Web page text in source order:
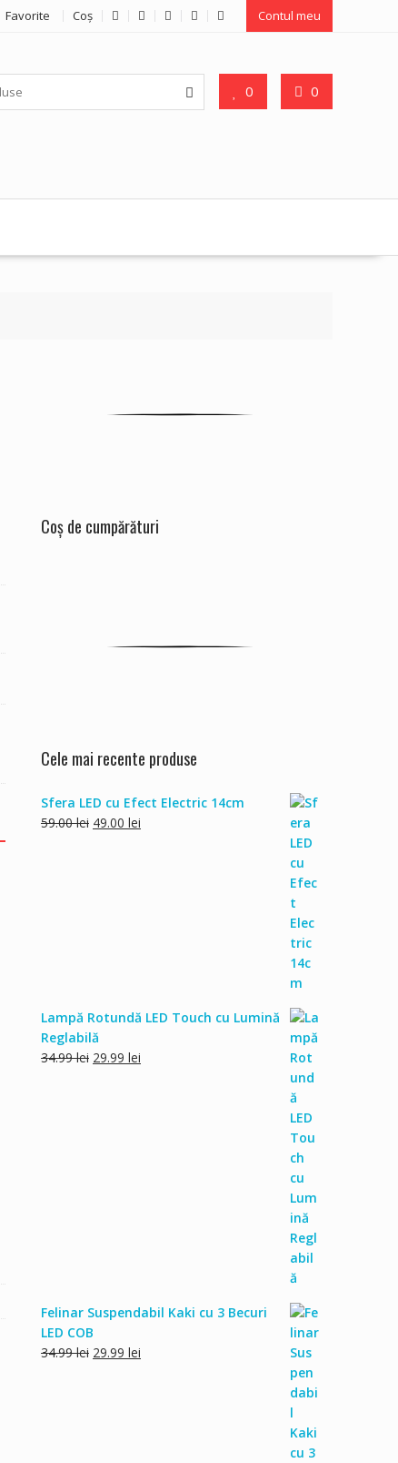
Favorite Coş Contul meu
0 0
Coș de cumpărături
Cele mai recente produse
Sfera LED cu Efect Electric 14cm
59.00lei Prețul
49.00 lei
Lampă Rotundă LED Touch cu Lumină
Reglabilă
34.99lei Prețul
29.99 lei
Felinar Suspendabil Kaki cu 3 Becuri
LED COB
34.99lei Prețul
29.99 lei